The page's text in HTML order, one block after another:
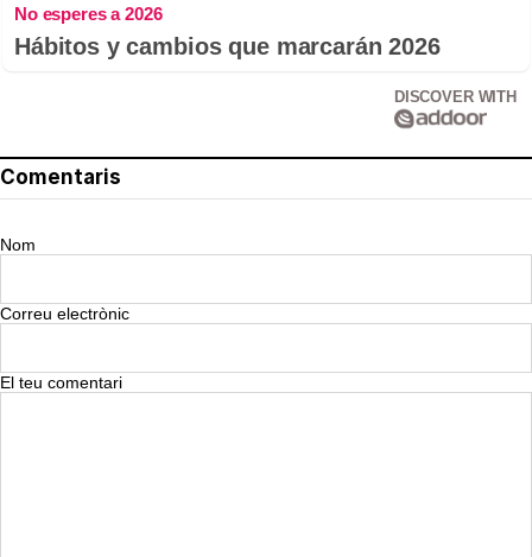
No esperes a 2026
Hábitos y cambios que marcarán 2026
DISCOVER WITH
Comentaris
Nom
Correu electrònic
El teu comentari